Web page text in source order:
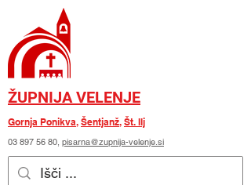
ŽUPNIJA VELENJE
Gornja Ponikva, Šentjanž, Št. Ilj
03 897 56 80, pisarna@zupnija-velenje.si